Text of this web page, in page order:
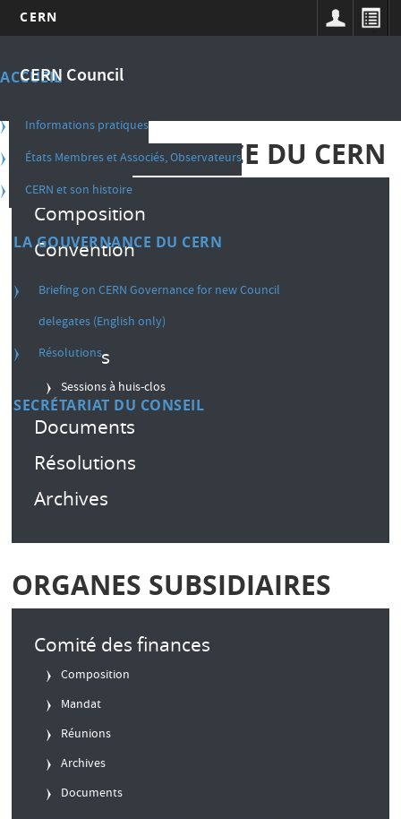
contenu
CERN
CERN Council
Main
french
ACCUEIL
Informations pratiques
États Membres et Associés, Observateurs
CERN et son histoire
LA GOUVERNANCE DU CERN
Briefing on CERN Governance for new Council
delegates (English only)
Résolutions
SECRÉTARIAT DU CONSEIL
LA GOUVERNANCE DU CERN
Composition
Convention
Règlement intérieur
Décisions
Sessions
Sessions à huis-clos
Documents
Résolutions
Archives
ORGANES SUBSIDIAIRES
Comité des finances
Composition
Mandat
Réunions
Archives
Documents